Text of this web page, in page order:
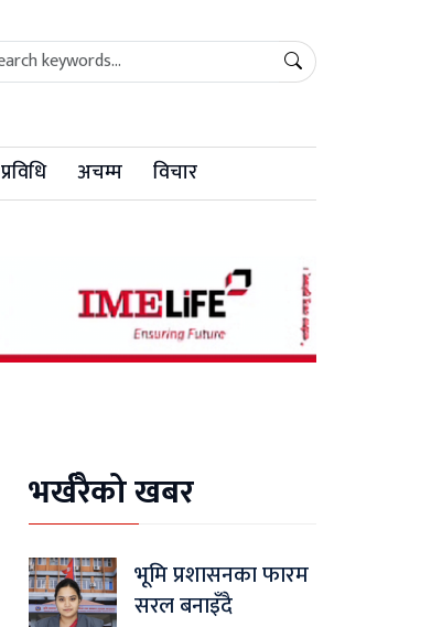
प्रविधि अचम्म विचार
भर्खरैको खबर
भूमि प्रशासनका फारम
सरल बनाइँदै